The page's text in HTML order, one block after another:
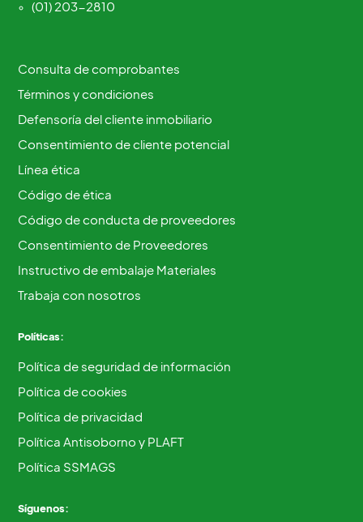
(01) 203-2810
Consulta de comprobantes
Términos y condiciones
Defensoría del cliente inmobiliario
Consentimiento de cliente potencial
Línea ética
Código de ética
Código de conducta de proveedores
Consentimiento de Proveedores
Instructivo de embalaje Materiales
Trabaja con nosotros
Políticas:
Política de seguridad de información
Política de cookies
Política de privacidad
Política Antisoborno y PLAFT
Política SSMAGS
Síguenos: